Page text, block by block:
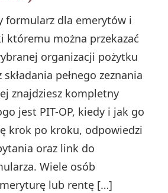
formularz dla emerytów i
któremu można przekazać
organizacji pożytku
pełnego zeznania
znajdziesz kompletny
jest PIT-OP, kiedy i jak go
krok po kroku, odpowiedzi
oraz link do
Wiele osób
lub rentę […]